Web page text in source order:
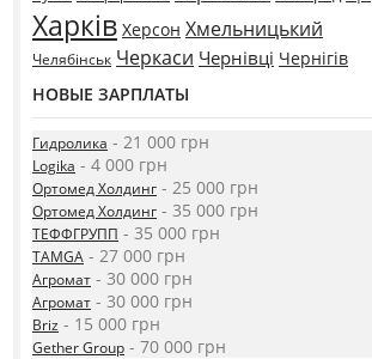
Харків Херсон Хмельницький
Челябінськ Черкаси Чернівці Чернігів
НОВЫЕ ЗАРПЛАТЫ
Гидролика - 21 000 грн
Logika - 4 000 грн
Ортомед Холдинг - 25 000 грн
Ортомед Холдинг - 35 000 грн
ТЕФФГРУПП - 35 000 грн
TAMGA - 27 000 грн
Агромат - 30 000 грн
Агромат - 30 000 грн
Briz - 15 000 грн
Gether Group - 70 000 грн